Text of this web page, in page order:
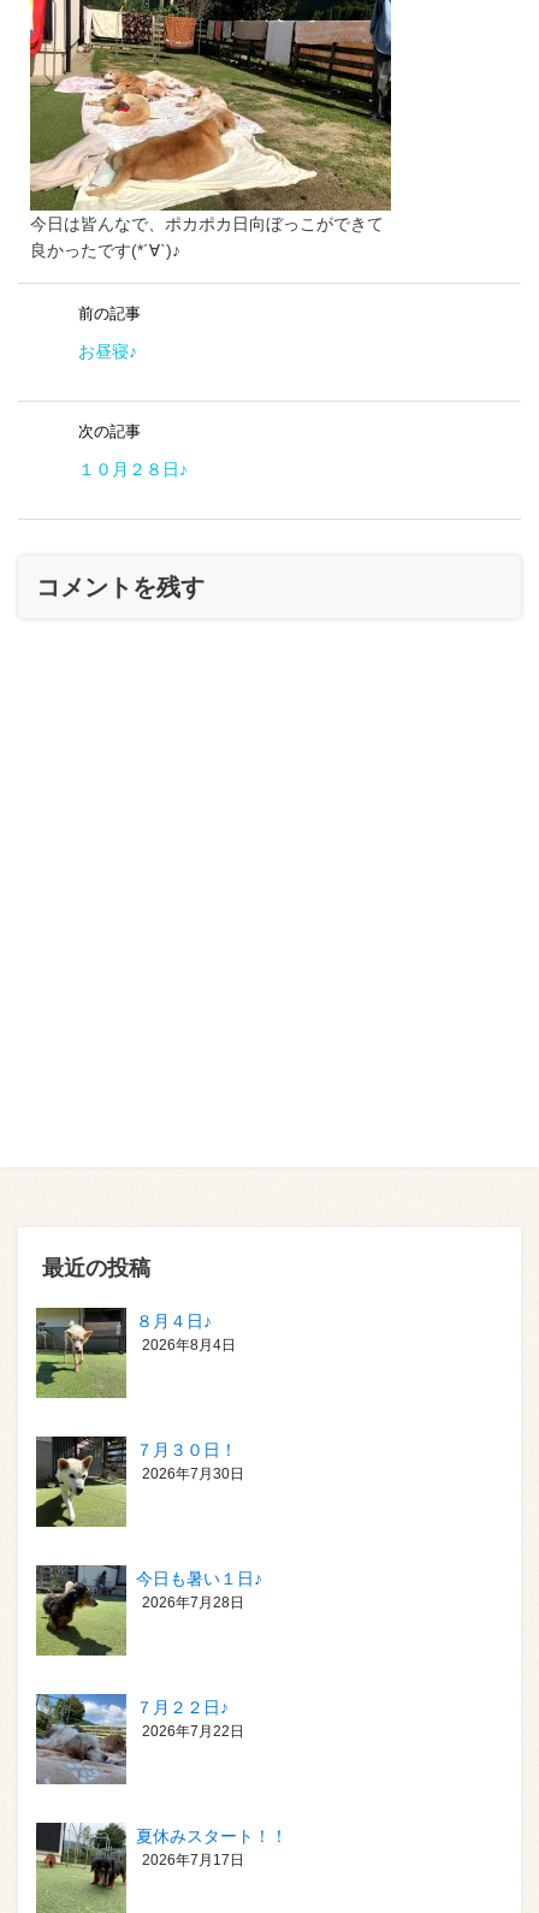
今日は皆んなで、ポカポカ日向ぼっこができて
良かったです(*´∀`)♪
前の記事
お昼寝♪
次の記事
１０月２８日♪
コメントを残す
最近の投稿
８月４日♪
2026年8月4日
７月３０日！
2026年7月30日
今日も暑い１日♪
2026年7月28日
７月２２日♪
2026年7月22日
夏休みスタート！！
2026年7月17日